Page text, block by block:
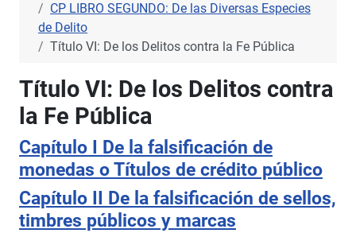
CP LIBRO SEGUNDO: De las Diversas Especies
de Delito
Título VI: De los Delitos contra la Fe Pública
Título VI: De los Delitos contra
la Fe Pública
Capítulo I De la falsificación de
monedas o Títulos de crédito público
Capítulo II De la falsificación de sellos,
timbres públicos y marcas